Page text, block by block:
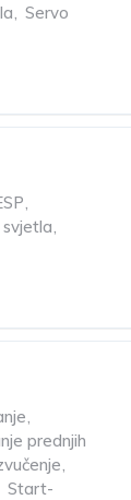
, Servo
,
,
,
prednjih
,
Start-